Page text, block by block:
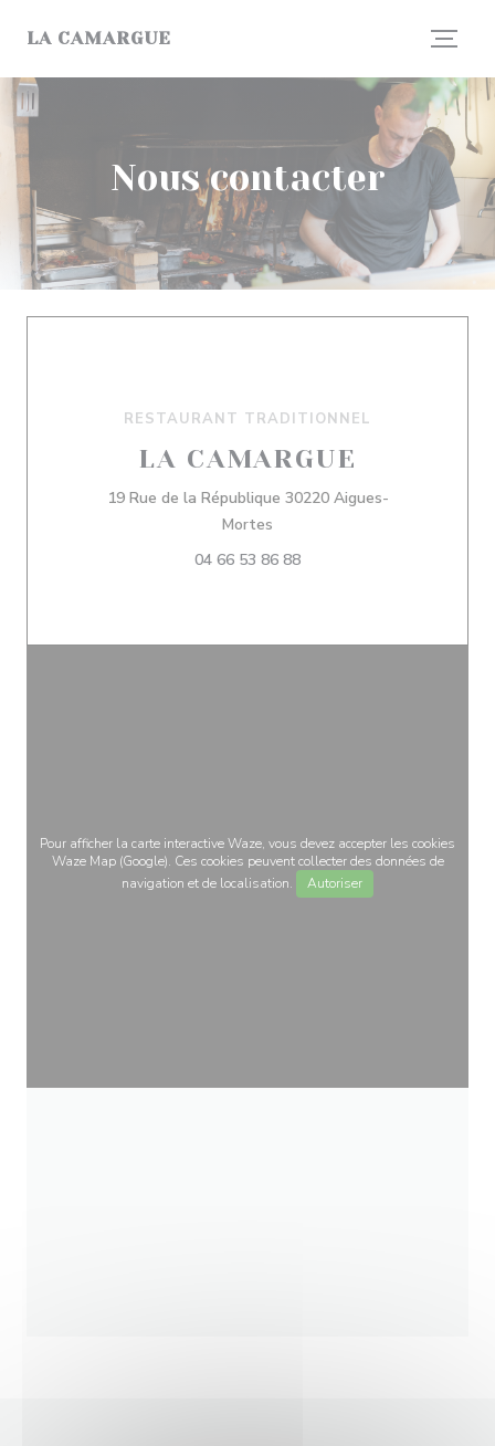
LA CAMARGUE
Nous contacter
RESTAURANT TRADITIONNEL
LA CAMARGUE
19 Rue de la République 30220 Aigues-
Mortes
04 66 53 86 88
Pour afficher la carte interactive Waze, vous devez accepter les cookies
Waze Map (Google). Ces cookies peuvent collecter des données de
navigation et de localisation.
Autoriser